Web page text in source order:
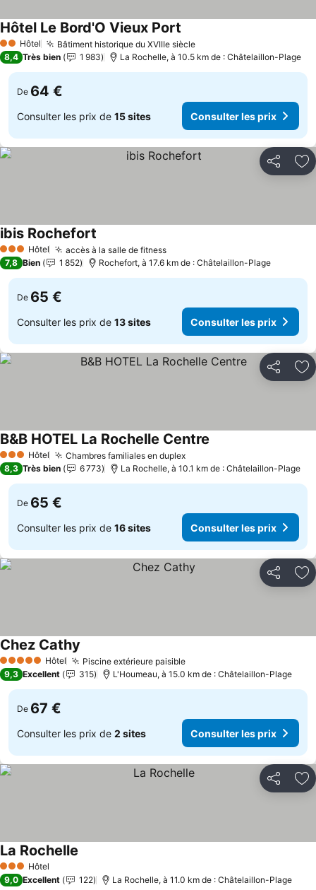
2 Étoiles
Hôtel Bâtiment historique du XVIIIe siècle
Hôtel Le Bord'O Vieux Port
8,4 Très bien 1 983 La Rochelle, à 10.5 km de : Châtelaillon-Plage
De 64 €
Consulter les prix de 15 sites Consulter les prix
Partager
3 ÉtoilesHôtel accès à la salle de fitness
ibis Rochefort
7,8 Bien 1 852 Rochefort, à 17.6 km de : Châtelaillon-Plage
De 65 €
Consulter les prix de 13 sites Consulter les prix
Partager
3 ÉtoilesHôtel Chambres familiales en duplex
B&B HOTEL La Rochelle Centre
8,3 Très bien 6 773 La Rochelle, à 10.1 km de : Châtelaillon-Plage
De 65 €
Consulter les prix de 16 sites Consulter les prix
Partager
5 Étoiles Hôtel Piscine extérieure paisible
Chez Cathy
9,3 Excellent 315 L'Houmeau, à 15.0 km de : Châtelaillon-Plage
De 67 €
Consulter les prix de 2 sites Consulter les prix
Partager
3 ÉtoilesHôtel
La Rochelle
9,0 Excellent 122 La Rochelle, à 11.0 km de : Châtelaillon-Plage